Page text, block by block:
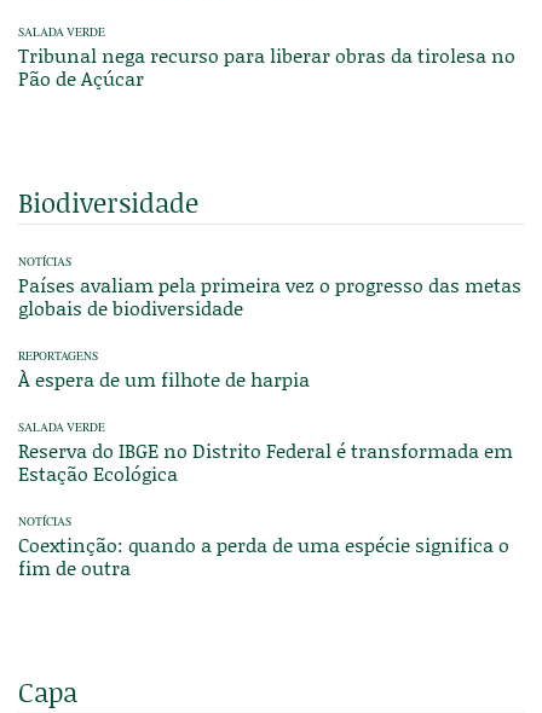
SALADA VERDE
Tribunal nega recurso para liberar obras da tirolesa no
Pão de Açúcar
Biodiversidade
NOTÍCIAS
Países avaliam pela primeira vez o progresso das metas
globais de biodiversidade
REPORTAGENS
À espera de um filhote de harpia
SALADA VERDE
Reserva do IBGE no Distrito Federal é transformada em
Estação Ecológica
NOTÍCIAS
Coextinção: quando a perda de uma espécie significa o
fim de outra
Capa